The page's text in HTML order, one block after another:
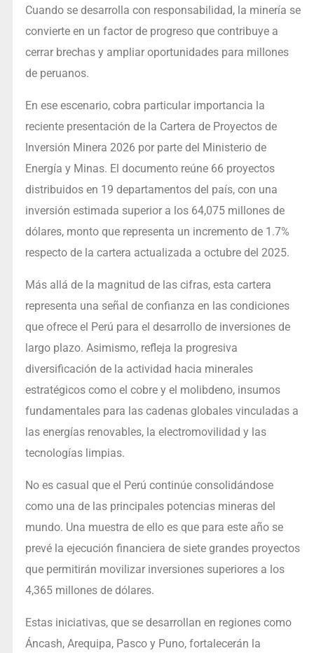
Cuando se desarrolla con responsabilidad, la minería se
convierte en un factor de progreso que contribuye a
cerrar brechas y ampliar oportunidades para millones
de peruanos.
En ese escenario, cobra particular importancia la
reciente presentación de la Cartera de Proyectos de
Inversión Minera 2026 por parte del Ministerio de
Energía y Minas. El documento reúne 66 proyectos
distribuidos en 19 departamentos del país, con una
inversión estimada superior a los 64,075 millones de
dólares, monto que representa un incremento de 1.7%
respecto de la cartera actualizada a octubre del 2025.
Más allá de la magnitud de las cifras, esta cartera
representa una señal de confianza en las condiciones
que ofrece el Perú para el desarrollo de inversiones de
largo plazo. Asimismo, refleja la progresiva
diversificación de la actividad hacia minerales
estratégicos como el cobre y el molibdeno, insumos
fundamentales para las cadenas globales vinculadas a
las energías renovables, la electromovilidad y las
tecnologías limpias.
No es casual que el Perú continúe consolidándose
como una de las principales potencias mineras del
mundo. Una muestra de ello es que para este año se
prevé la ejecución financiera de siete grandes proyectos
que permitirán movilizar inversiones superiores a los
4,365 millones de dólares.
Estas iniciativas, que se desarrollan en regiones como
Áncash, Arequipa, Pasco y Puno, fortalecerán la